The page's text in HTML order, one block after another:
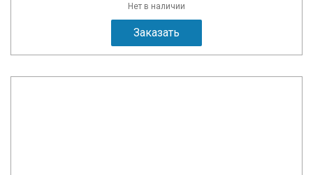
Нет в наличии
Заказать